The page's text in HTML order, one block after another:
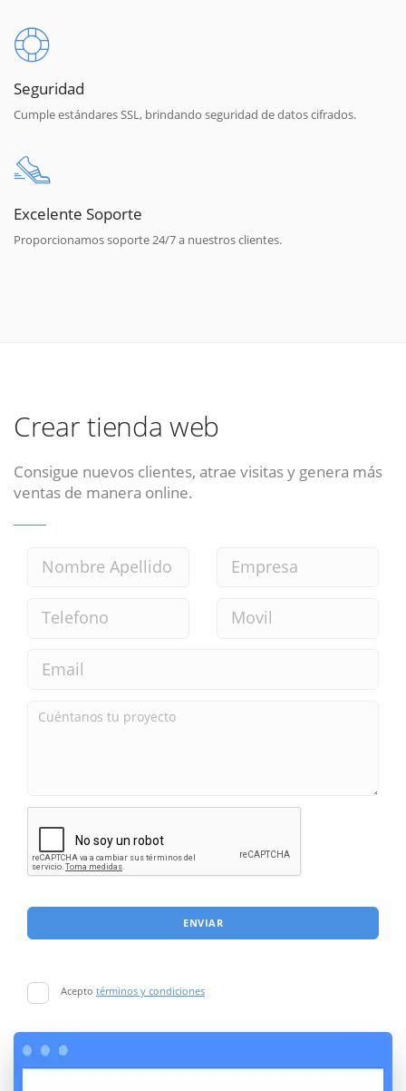
Seguridad
Cumple estándares SSL, brindando seguridad de datos cifrados.
Excelente Soporte
Proporcionamos soporte 24/7 a nuestros clientes.
Crear tienda web
Consigue nuevos clientes, atrae visitas y genera más
ventas de manera online.
ENVIAR
Acepto términos y condiciones